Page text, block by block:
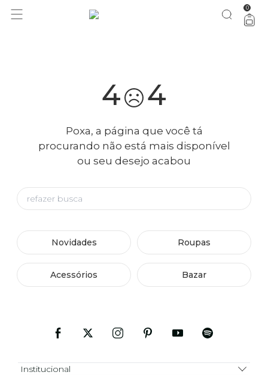
você merece 30% OFF pra comemorar com a gente aproveita! 0
4 4
Poxa, a página que você tá
procurando não está mais disponível
ou seu desejo acabou
Novidades Roupas
Acessórios Bazar
Institucional